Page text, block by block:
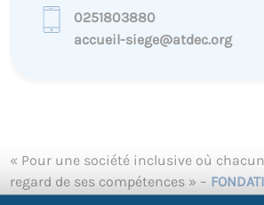
0251803880
accueil-siege@atdec.org
« Pour une société inclusive où
regard de ses compétences » –